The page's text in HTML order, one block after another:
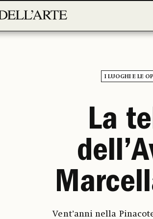
I LUOGHI E LE
La
Vent’anni nella